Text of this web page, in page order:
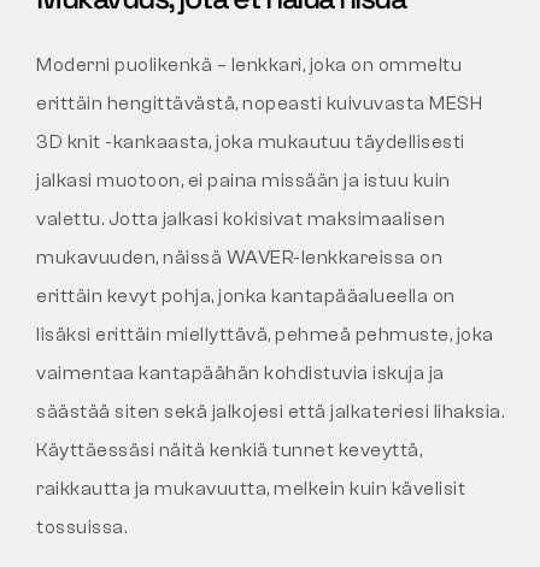
Moderni puolikenkä – lenkkari, joka on ommeltu
erittäin hengittävästä, nopeasti kuivuvasta MESH
3D knit -kankaasta, joka mukautuu täydellisesti
jalkasi muotoon, ei paina missään ja istuu kuin
valettu. Jotta jalkasi kokisivat maksimaalisen
mukavuuden, näissä WAVER-lenkkareissa on
erittäin kevyt pohja, jonka kantapääalueella on
lisäksi erittäin miellyttävä, pehmeä pehmuste, joka
vaimentaa kantapäähän kohdistuvia iskuja ja
säästää siten sekä jalkojesi että jalkateriesi lihaksia.
Käyttäessäsi näitä kenkiä tunnet keveyttä,
raikkautta ja mukavuutta, melkein kuin kävelisit
tossuissa.